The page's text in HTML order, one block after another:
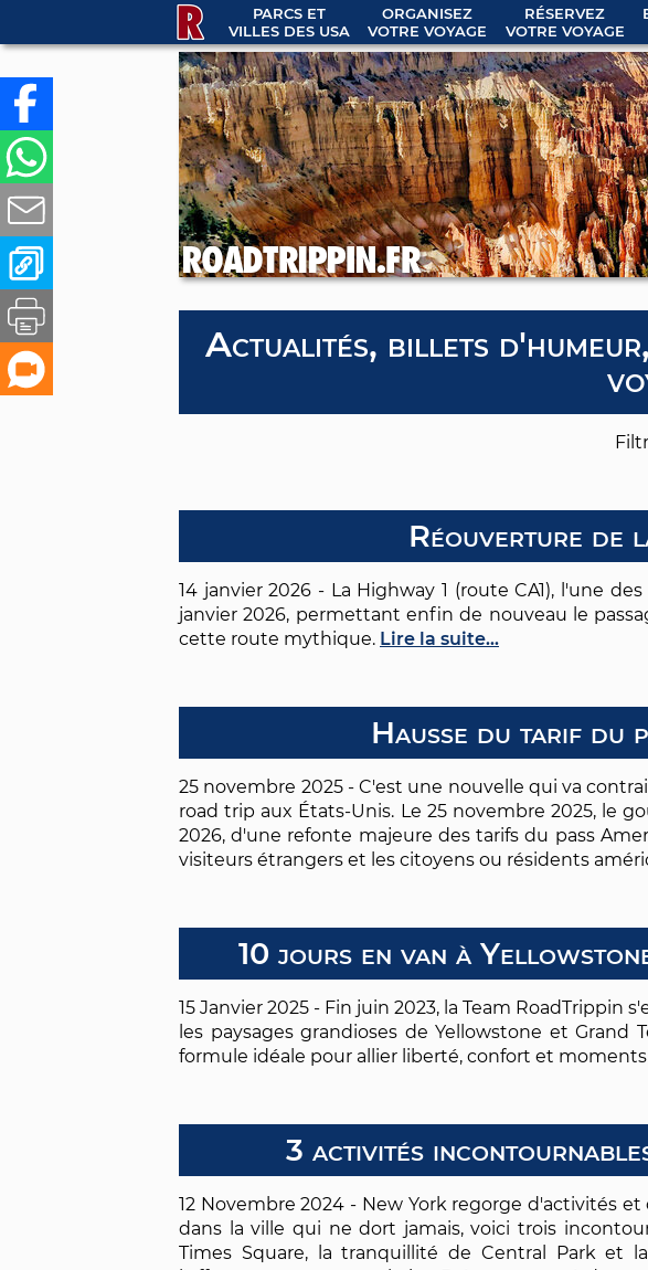
PARCS ET
VILLES DES USA
ORGANISEZ
VOTRE VOYAGE
RÉSERVEZ
VOTRE VOYAGE
Actualités, billets
Réouverture de
14 janvier 2026 - La Highway 1 (route CA1), l'une
janvier 2026, permettant enfin de nouveau le
cette route mythique. Lire la suite...
Hausse du tarif du
25 novembre 2025 - C'est une nouvelle qui va
road trip aux États-Unis. Le 25 novembre 2025, le
2026, d'une refonte majeure des tarifs du pass
visiteurs étrangers et les citoyens ou résidents
10 jours en van à
15 Janvier 2025 - Fin juin 2023, la Team
les paysages grandioses de Yellowstone et
formule idéale pour allier liberté, confort et
3 activités
12 Novembre 2024 - New York regorge d'activités
dans la ville qui ne dort jamais, voici trois
Times Square, la tranquillité de Central Park et